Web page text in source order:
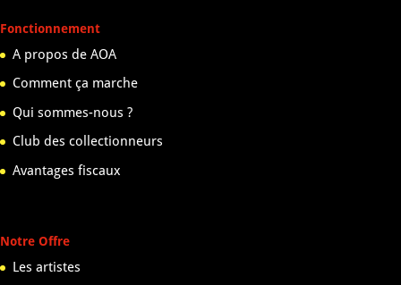
Fonctionnement
A propos de AOA
Comment ça marche
Qui sommes-nous ?
Club des collectionneurs
Avantages fiscaux
Notre Offre
Les artistes